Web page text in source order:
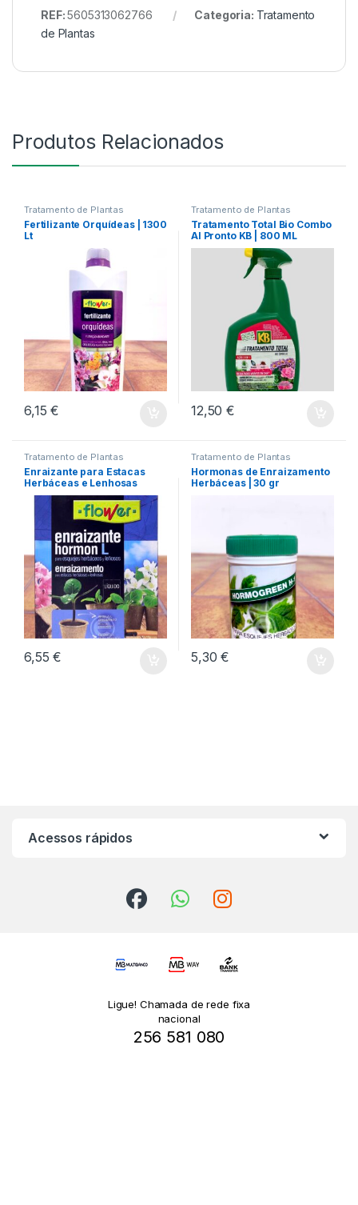
REF:5605313062766 Categoria: Tratamento
de Plantas
Produtos Relacionados
Tratamento de Plantas
Fertilizante Orquídeas | 1300
Lt
6,15€
Tratamento de Plantas
Tratamento Total Bio Combo
Al Pronto KB | 800 ML
12,50€
Tratamento de Plantas
Enraizante para Estacas
Herbáceas e Lenhosas
6,55€
Tratamento de Plantas
Hormonas de Enraizamento
Herbáceas | 30 gr
5,30€
Acessos rápidos
Ligue! Chamada de rede fixa
nacional
256 581 080